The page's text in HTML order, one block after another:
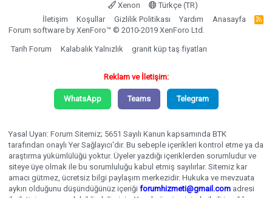
Xenon
Türkçe (TR)
İletişim
Koşullar Gizlilik Politikası Yardım Anasayfa
R
Forum software by XenForo™ © 2010-2019 XenForo Ltd.
Tarih Forum Kalabalık Yalnızlık granit küp taş fiyatları
Reklam ve İletişim:
WhatsApp Teams Telegram
Yasal Uyarı: Forum Sitemiz; 5651 Sayılı Kanun kapsamında BTK
tarafından onaylı Yer Sağlayıcı'dır. Bu sebeple içerikleri kontrol etme ya da
araştırma yükümlülüğü yoktur. Üyeler yazdığı içeriklerden sorumludur ve
siteye üye olmak ile bu sorumluluğu kabul etmiş sayılırlar. Sitemiz kar
amacı gütmez, ücretsiz bilgi paylaşım merkezidir. Hukuka ve mevzuata
aykırı olduğunu düşündüğünüz içeriği forumhizmeti@gmail.com adresi